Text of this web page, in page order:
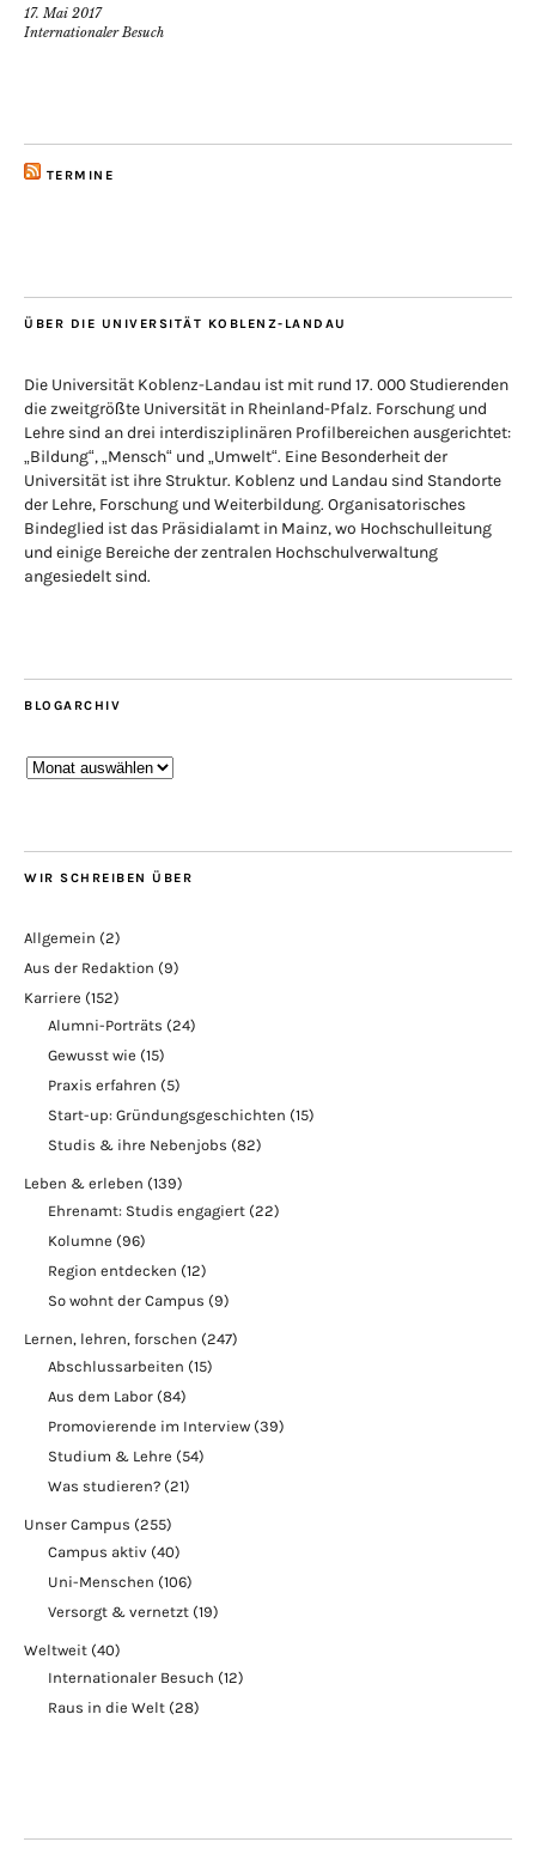
17. Mai 2017
Internationaler Besuch
TERMINE
ÜBER DIE UNIVERSITÄT KOBLENZ-LANDAU
Die Universität Koblenz-Landau ist mit rund 17. 000 Studierenden
die zweitgrößte Universität in Rheinland-Pfalz. Forschung und
Lehre sind an drei interdisziplinären Profilbereichen ausgerichtet:
„Bildung“, „Mensch“ und „Umwelt“. Eine Besonderheit der
Universität ist ihre Struktur. Koblenz und Landau sind Standorte
der Lehre, Forschung und Weiterbildung. Organisatorisches
Bindeglied ist das Präsidialamt in Mainz, wo Hochschulleitung
und einige Bereiche der zentralen Hochschulverwaltung
angesiedelt sind.
BLOGARCHIV
Blogarchiv
WIR SCHREIBEN ÜBER
Allgemein (2)
Aus der Redaktion (9)
Karriere (152)
Alumni-Porträts (24)
Gewusst wie (15)
Praxis erfahren (5)
Start-up: Gründungsgeschichten (15)
Studis & ihre Nebenjobs (82)
Leben & erleben (139)
Ehrenamt: Studis engagiert (22)
Kolumne (96)
Region entdecken (12)
So wohnt der Campus (9)
Lernen, lehren, forschen (247)
Abschlussarbeiten (15)
Aus dem Labor (84)
Promovierende im Interview (39)
Studium & Lehre (54)
Was studieren? (21)
Unser Campus (255)
Campus aktiv (40)
Uni-Menschen (106)
Versorgt & vernetzt (19)
Weltweit (40)
Internationaler Besuch (12)
Raus in die Welt (28)